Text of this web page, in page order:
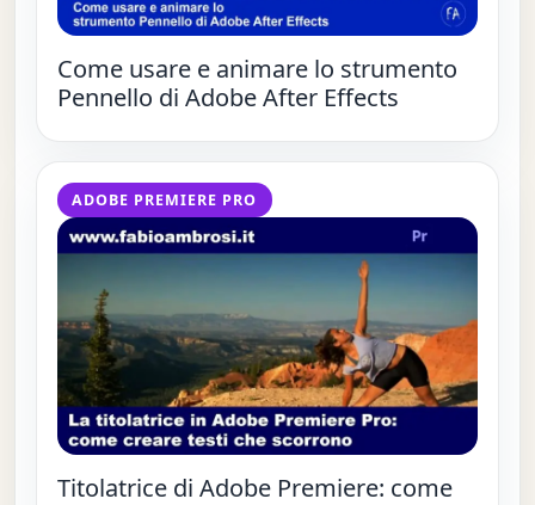
Come usare e animare lo strumento
Pennello di Adobe After Effects
ADOBE PREMIERE PRO
Titolatrice di Adobe Premiere: come